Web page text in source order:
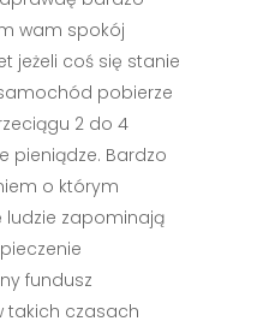
wam spokój
jeżeli coś się stanie
pobierze
2 do 4
pieniądze. Bardzo
o którym
zapominają
fundusz
takich czasach